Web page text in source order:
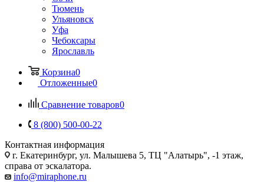
Тюмень
Ульяновск
Уфа
Чебоксары
Ярославль
Корзина0
Отложенные0
Сравнение товаров0
8 (800) 500-00-22
Контактная информация
г. Екатеринбург, ул. Малышева 5, ТЦ "Алатырь", -1 этаж,
справа от эскалатора.
info@miraphone.ru